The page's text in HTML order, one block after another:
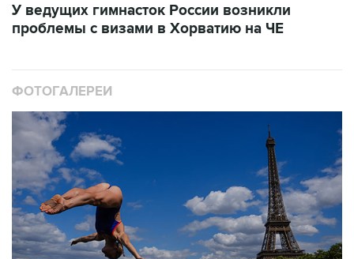
У ведущих гимнасток России возникли
проблемы с визами в Хорватию на ЧЕ
ФОТОГАЛЕРЕИ